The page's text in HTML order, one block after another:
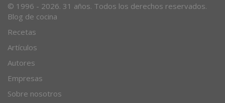
© 1996 - 2026. 31 años. Todos los derechos reservados.
Blog de cocina
Recetas
Artículos
Autores
Empresas
Sobre nosotros